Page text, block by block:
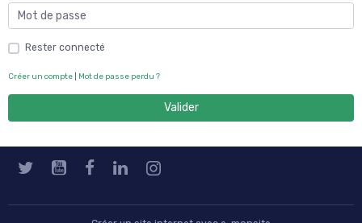
Rester connecté
Créer un compte Mot de passe perdu ?
Valider